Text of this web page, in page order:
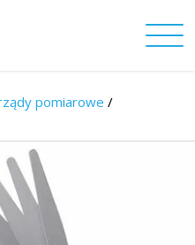
pomiarowe /